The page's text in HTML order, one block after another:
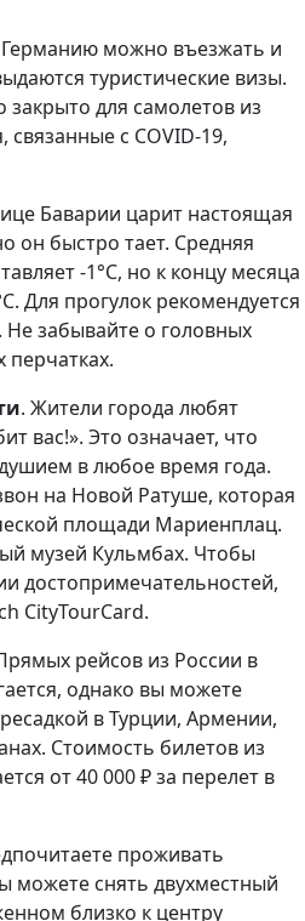
можно въезжать и
туристические визы.
для самолетов из
связанные с COVID-19,
Баварии царит настоящая
он быстро тает. Средняя
-1°C, но к концу месяца
Для прогулок рекомендуется
Не забывайте о головных
. Жители города любят
вас!». Это означает, что
в любое время года.
на Новой Ратуше, которая
площади Мариенплац.
музей Кульмбах. Чтобы
достопримечательностей,
CityTourCard.
рейсов из России в
однако вы можете
в Турции, Армении,
Стоимость билетов из
от 40 000 ₽ за перелет в
проживать
можете снять двухместный
близко к центру